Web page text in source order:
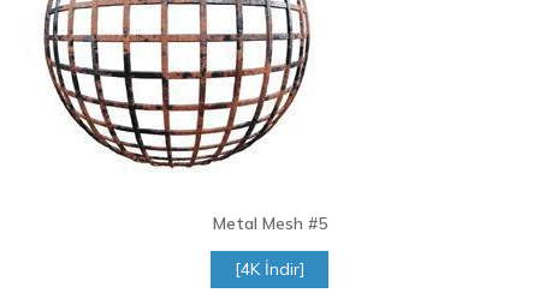
Metal Mesh #5
[4K İndir]